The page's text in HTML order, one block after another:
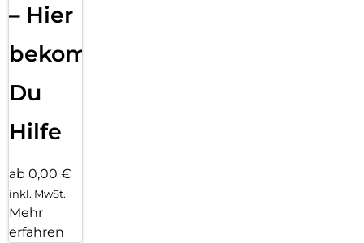
– Hier
bekommst
Du
Hilfe
ab 0,00 €
inkl. MwSt.
Mehr
erfahren